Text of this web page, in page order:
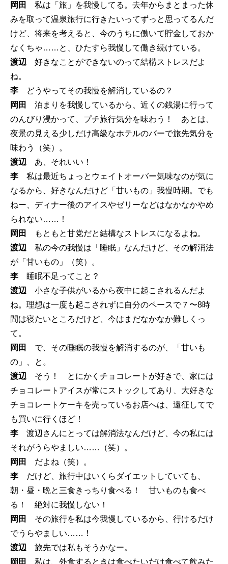
岡田 私は「旅」を我慢してる。去年からまとまった休
みを取って温泉旅行に行きたいってずっと思ってるんだ
けど、将来を考えると、今のうちに働いて貯金しておか
なくちゃ……と、ひたすら我慢して働き続けている。
渡辺 好きなことができないのって結構ストレスだよ
ね。
李
どうやってその我慢を解消しているの？
岡田 泊まりを我慢しているから、近くの銭湯に行って
のんびり浸かって、プチ旅行気分を味わう！ あとは、
夜景の見える少しだけ高級なホテルのバーで旅先気分を
味わう（笑）。
渡辺 あ、それいい！
李 私は最近ちょっとウェイトオーバー気味なのが気に
なるから、好きなんだけど「甘いもの」我慢時期。でも
ねー、ディナー後のアイスやゼリーなどはなかなかやめ
られない……！
岡田
もともと甘党だと結構なストレスになるよね。
渡辺 私の今の我慢は「睡眠」なんだけど、その解消法
が「甘いもの」（笑）。
李 睡眠不足ってこと？
渡辺 小さな子供がいるから夜中に起こされるんだよ
ね。理想は一度も起こされずに自分のペースで７〜8時
間は寝たいところだけど、今はまだなかなか難しくっ
て。
岡田 で、その睡眠の我慢を解消するのが、「甘いも
の」、と。
渡辺 そう！ とにかくチョコレートが好きで、家には
チョコレートアイスが常にストックしてあり、大好きな
チョコレートケーキを売っているお店へは、遠征してで
も買いに行くほど！
李 渡辺さんにとっては解消法なんだけど、今の私には
それがうらやましい……（笑）。
岡田 だよね（笑）。
李 だけど、旅行中はいくらダイエットしていても、
朝・昼・晩と三食きっちり食べる！ 甘いものも食べ
る！ 絶対に我慢しない！
岡田 その旅行を私は今我慢しているから、行けるだけ
でうらやましい……！
渡辺 旅先では私もそうかなー。
岡田 私は、外食するときは食べたいだけ食べて飲みた